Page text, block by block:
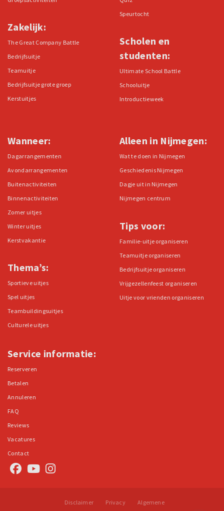
Zakelijk:
The Great Company Battle
Bedrijfsuitje
Teamuitje
Bedrijfsuitje grote groep
Kerstuitjes
Speurtocht
Scholen en
studenten:
Ultimate School Battle
Schooluitje
Introductieweek
Wanneer:
Dagarrangementen
Avondarrangementen
Buitenactiviteiten
Binnenactiviteiten
Zomer uitjes
Winter uitjes
Kerstvakantie
Thema’s:
Sportieve uitjes
Spel uitjes
Teambuildingsuitjes
Culturele uitjes
Alleen in Nijmegen:
Wat te doen in Nijmegen
Geschiedenis Nijmegen
Dagje uit in Nijmegen
Nijmegen centrum
Tips voor:
Familie-uitje organiseren
Teamuitje organiseren
Bedrijfsuitje organiseren
Vrijgezellenfeest organiseren
Uitje voor vrienden organiseren
Service informatie:
Reserveren
Betalen
Annuleren
FAQ
Reviews
Vacatures
Contact
Disclaimer Privacy Algemene